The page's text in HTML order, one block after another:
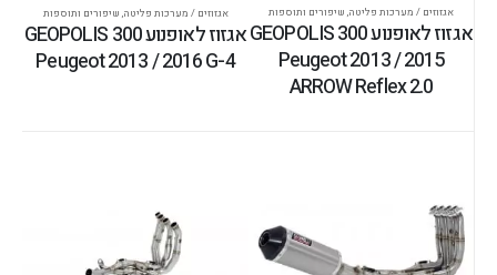
אגזוזים / מערכות פליטה, שיפורים ותוספות
אגזוז לאופנוע GEOPOLIS 300
Peugeot 2013 / 2015
ARROW Reflex 2.0
אגזוזים / מערכות פליטה, שיפורים ותוספות
אגזוז לאופנוע GEOPOLIS 300
Peugeot 2013 / 2016 G-4